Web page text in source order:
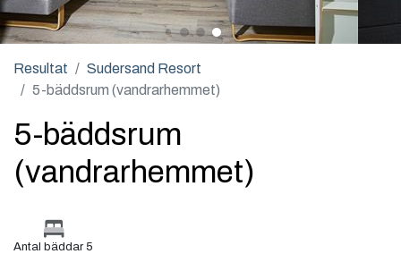
Resultat
Sudersand Resort
5-bäddsrum (vandrarhemmet)
5-bäddsrum
(vandrarhemmet)
Antal bäddar 5